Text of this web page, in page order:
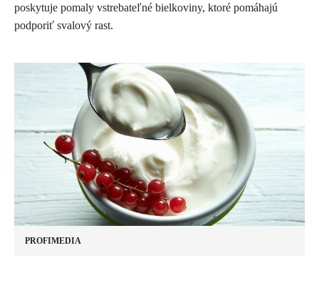
poskytuje pomaly vstrebateľné bielkoviny, ktoré pomáhajú
podporiť svalový rast.
PROFIMEDIA